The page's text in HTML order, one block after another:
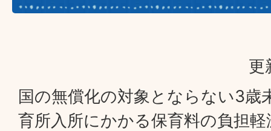
更
国の無償化の対象とならない3歳
育所入所にかかる保育料の負担